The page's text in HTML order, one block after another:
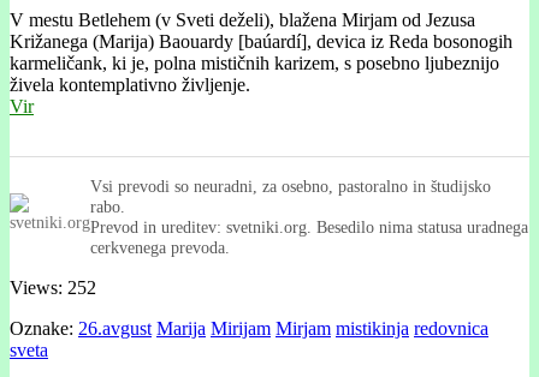
V mestu Betlehem (v Sveti deželi), blažena Mirjam od Jezusa
Križanega (Marija) Baouardy [baúardí], devica iz Reda bosonogih
karmeličank, ki je, polna mističnih karizem, s posebno ljubeznijo
živela kontemplativno življenje.
Vir
Vsi prevodi so neuradni, za osebno, pastoralno in študijsko
rabo.
Prevod in ureditev: svetniki.org. Besedilo nima statusa uradnega
cerkvenega prevoda.
Views: 252
Oznake: 26.avgust Marija Mirijam Mirjam mistikinja redovnica
sveta